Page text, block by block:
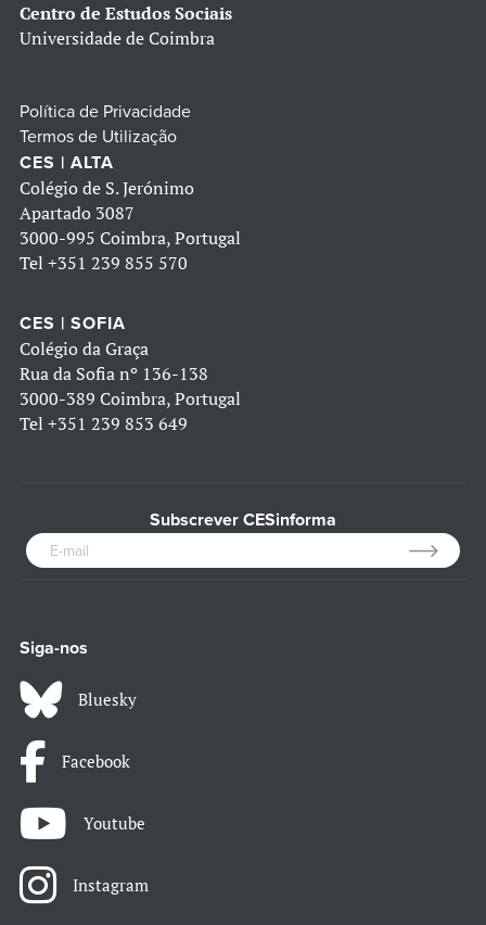
Centro de Estudos Sociais
Universidade de Coimbra
Política de Privacidade
Termos de Utilização
CES | ALTA
Colégio de S. Jerónimo
Apartado 3087
3000-995 Coimbra, Portugal
Tel +351 239 855 570
CES | SOFIA
Colégio da Graça
Rua da Sofia nº 136-138
3000-389 Coimbra, Portugal
Tel +351 239 853 649
Subscrever CESinforma
Siga-nos
Bluesky
Facebook
Youtube
Instagram